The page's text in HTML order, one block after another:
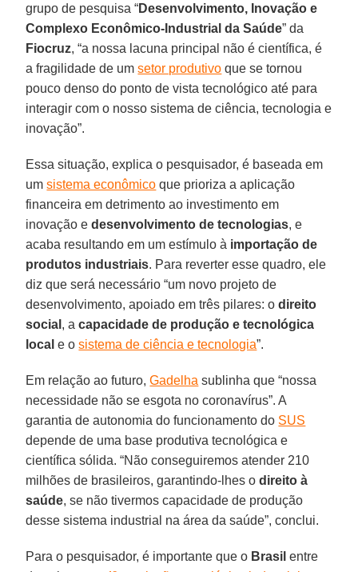
grupo de pesquisa “Desenvolvimento, Inovação e
Complexo Econômico-Industrial da Saúde” da
Fiocruz, “a nossa lacuna principal não é científica, é
a fragilidade de umsetor produtivo que se tornou
pouco denso do ponto de vista tecnológico até para
interagir com o nosso sistema de ciência, tecnologia e
inovação”.
Essa situação, explica o pesquisador, é baseada em
umsistema econômico que prioriza a aplicação
financeira em detrimento ao investimento em
inovação edesenvolvimento de tecnologias, e
acaba resultando em um estímulo à importação de
produtos industriais. Para reverter esse quadro, ele
diz que será necessário “um novo projeto de
desenvolvimento, apoiado em três pilares: odireito
social , acapacidade de produção e tecnológica
local e osistema de ciência e tecnologia”.
Em relação ao futuro,Gadelha sublinha que “nossa
necessidade não se esgota no coronavírus”. A
garantia de autonomia do funcionamento do SUS
depende de uma base produtiva tecnológica e
científica sólida. “Não conseguiremos atender 210
milhões de brasileiros, garantindo-lhes odireito à
saúde, se não tivermos capacidade de produção
desse sistema industrial na área da saúde”, conclui.
Para o pesquisador, é importante que o Brasil entre